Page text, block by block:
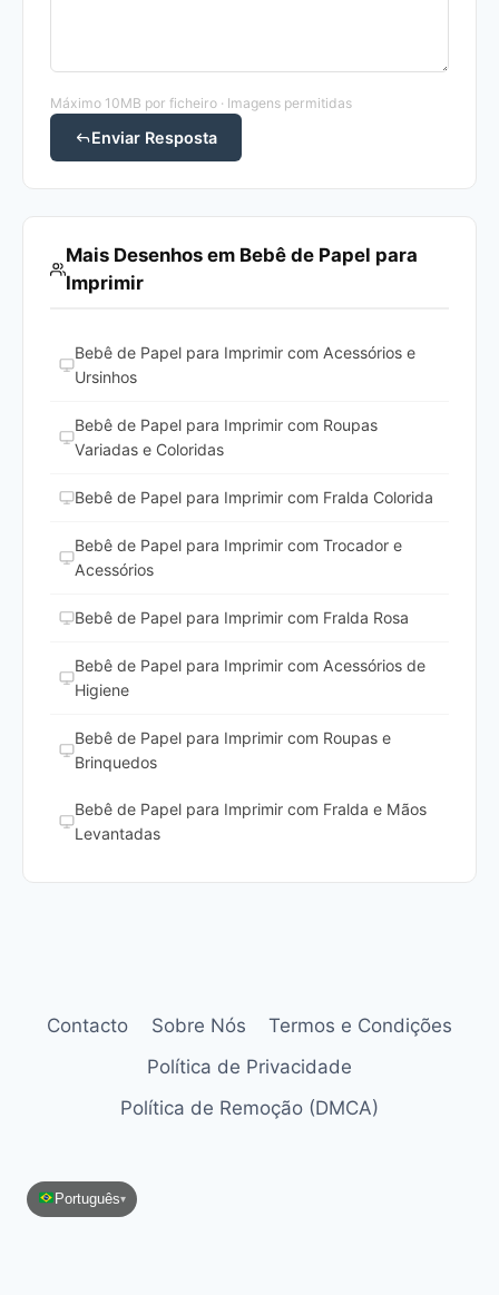
Máximo 10MB por ficheiro · Imagens permitidas
Enviar Resposta
Mais Desenhos em Bebê de Papel para
Imprimir
Bebê de Papel para Imprimir com Acessórios e
Ursinhos
Bebê de Papel para Imprimir com Roupas
Variadas e Coloridas
Bebê de Papel para Imprimir com Fralda Colorida
Bebê de Papel para Imprimir com Trocador e
Acessórios
Bebê de Papel para Imprimir com Fralda Rosa
Bebê de Papel para Imprimir com Acessórios de
Higiene
Bebê de Papel para Imprimir com Roupas e
Brinquedos
Bebê de Papel para Imprimir com Fralda e Mãos
Levantadas
Contacto Sobre Nós
Termos e Condições
Política de Privacidade
Política de Remoção (DMCA)
Português▾